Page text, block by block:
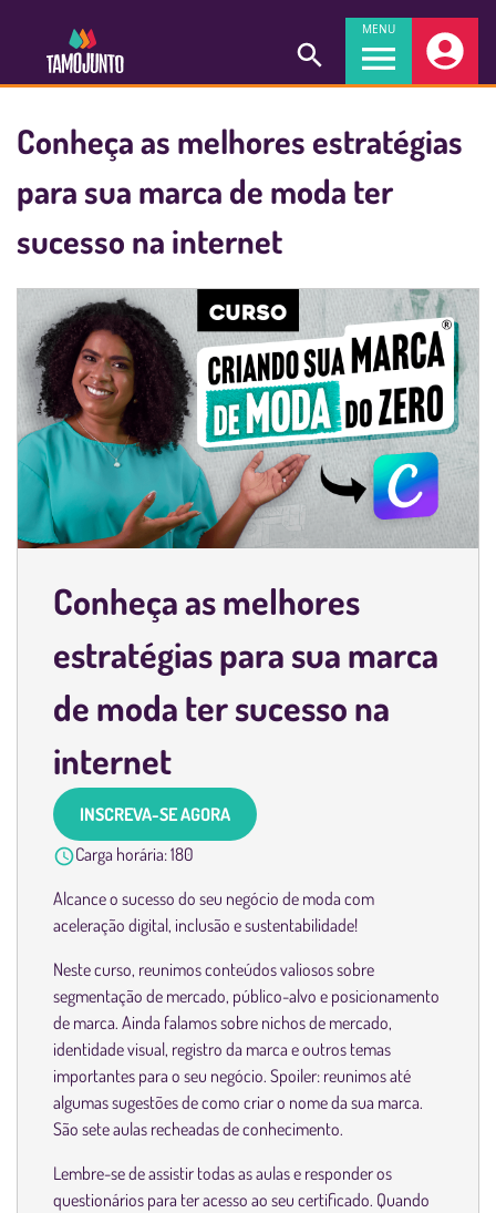
MENU
Conheça as melhores estratégias
para sua marca de moda ter
sucesso na internet
Conheça as melhores
estratégias para sua marca
de moda ter sucesso na
internet
INSCREVA-SE AGORA
Carga horária:180
Alcance o sucesso do seu negócio de moda com
aceleração digital, inclusão e sustentabilidade!
Neste curso, reunimos conteúdos valiosos sobre
segmentação de mercado, público-alvo e posicionamento
de marca. Ainda falamos sobre nichos de mercado,
identidade visual, registro da marca e outros temas
importantes para o seu negócio. Spoiler: reunimos até
algumas sugestões de como criar o nome da sua marca.
São sete aulas recheadas de conhecimento.
Lembre-se de assistir todas as aulas e responder os
questionários para ter acesso ao seu certificado. Quando